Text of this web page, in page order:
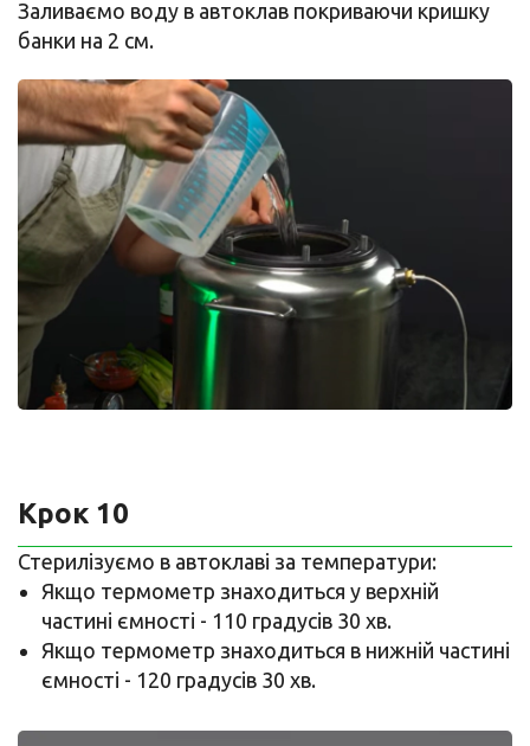
Заливаємо воду в автоклав покриваючи кришку
банки на 2 см.
Крок 10
Стерилізуємо в автоклаві за температури:
Якщо термометр знаходиться у верхній
частині ємності - 110 градусів 30 хв.
Якщо термометр знаходиться в нижній частині
ємності - 120 градусів 30 хв.